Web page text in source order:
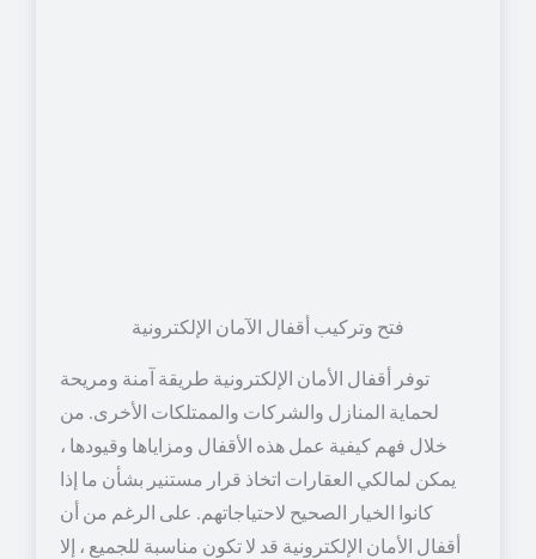
توفر أقفال الأمان الإلكترونية طريقة آمنة ومريحة
لحماية المنازل والشركات والممتلكات الأخرى. من
خلال فهم كيفية عمل هذه الأقفال ومزاياها وقيودها ،
يمكن لمالكي العقارات اتخاذ قرار مستنير بشأن ما إذا
كانوا الخيار الصحيح لاحتياجاتهم. على الرغم من أن
أقفال الأمان الإلكترونية قد لا تكون مناسبة للجميع ، إلا